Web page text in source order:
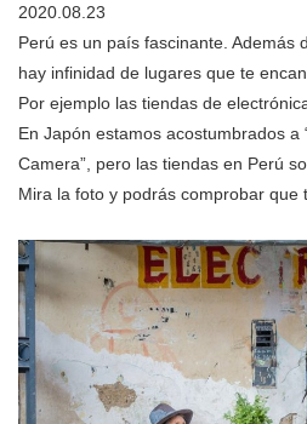
2020.08.23
Perú es un país fascinante. Además
hay infinidad de lugares que te
Por ejemplo las tiendas de
En Japón estamos acostumbrados a
Camera”, pero las tiendas en Perú
Mira la foto y podrás comprobar que